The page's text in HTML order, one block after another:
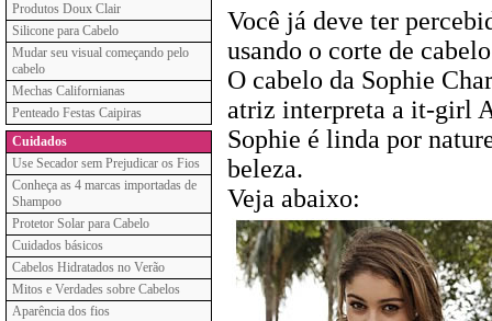
Produtos Doux Clair
Silicone para Cabelo
Mudar seu visual começando pelo
cabelo
Mechas Californianas
Penteado Festas Caipiras
Cuidados
Use Secador sem Prejudicar os Fios
Conheça as 4 marcas importadas de
Shampoo
Protetor Solar para Cabelo
Cuidados básicos
Cabelos Hidratados no Verão
Mitos e Verdades sobre Cabelos
Aparência dos fios
Você já deve ter
usando o corte de
O cabelo da Sophie
atriz interpreta a it-girl
Sophie é linda por
beleza.
Veja abaixo: